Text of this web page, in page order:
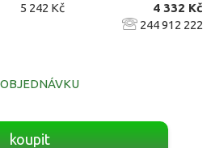
5 242 Kč
4 332 Kč
244 912 222
koupit